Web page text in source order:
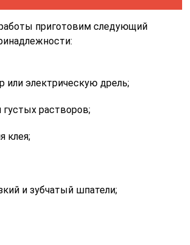
приготовим следующий
или электрическую дрель;
растворов;
клея;
и зубчатый шпатели;